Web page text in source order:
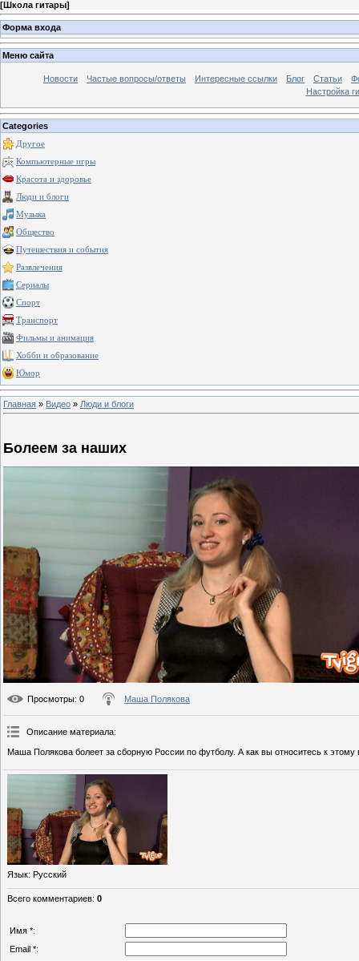
[Школа гитары]
Форма входа
Меню сайта
Новости Частые вопросы/ответы Интересные ссылки Блог Статьи
Настройка
Categories
Другое
Компьютерные игры
Красота и здоровье
Люди и блоги
Музыка
Общество
Путешествия и события
Развлечения
Сериалы
Спорт
Транспорт
Фильмы и анимация
Хобби и образование
Юмор
Главная » Видео » Люди и блоги
Болеем за наших
Просмотры: 0 Маша Полякова
Описание материала:
Маша Полякова болеет за сборную России по футболу. А как вы относитесь к этому
Язык: Русский
Всего комментариев: 0
Имя *:
Email *: